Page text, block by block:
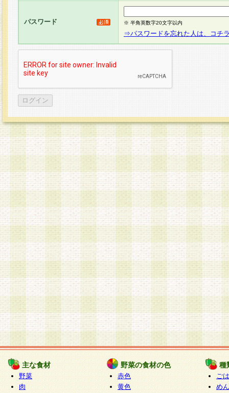
パスワード ※ 半角英数字20文字以内
⇒パスワードを忘れた人は、コチ
主な食材
野菜
肉
野菜の食材の色
赤色
黄色
種
ご
めん